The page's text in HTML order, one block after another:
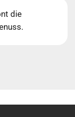
die